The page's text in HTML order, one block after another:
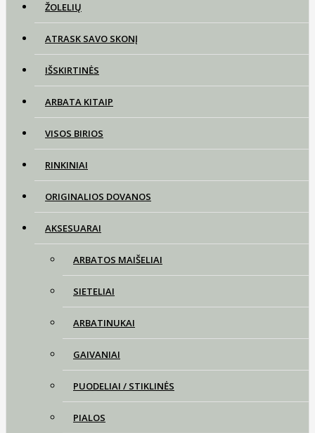
ŽOLELIŲ
ATRASK SAVO SKONĮ
IŠSKIRTINĖS
ARBATA KITAIP
VISOS BIRIOS
RINKINIAI
ORIGINALIOS DOVANOS
AKSESUARAI
ARBATOS MAIŠELIAI
SIETELIAI
ARBATINUKAI
GAIVANIAI
PUODELIAI / STIKLINĖS
PIALOS